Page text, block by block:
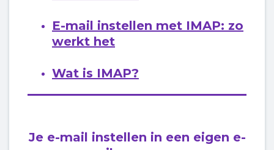
E-mail instellen met IMAP: zo
werkt het
Wat is IMAP?
Je e-mail instellen in een eigen e-